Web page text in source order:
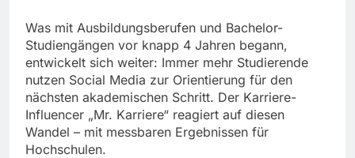
Was mit Ausbildungsberufen und Bachelor-
Studiengängen vor knapp 4 Jahren begann,
entwickelt sich weiter: Immer mehr Studierende
nutzen Social Media zur Orientierung für den
nächsten akademischen Schritt. Der Karriere-
Influencer „Mr. Karriere“ reagiert auf diesen
Wandel – mit messbaren Ergebnissen für
Hochschulen.